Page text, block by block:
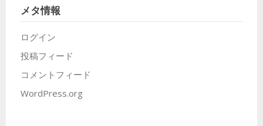
メタ情報
ログイン
投稿フィード
コメントフィード
WordPress.org